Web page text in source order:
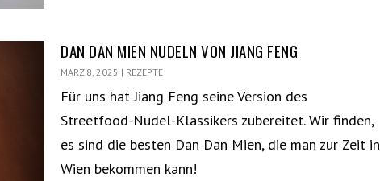
DAN DAN MIEN NUDELN VON JIANG FENG
MÄRZ 8, 2025 | REZEPTE
Für uns hat Jiang Feng seine Version des
Streetfood-Nudel-Klassikers zubereitet. Wir finden,
es sind die besten Dan Dan Mien, die man zur Zeit in
Wien bekommen kann!